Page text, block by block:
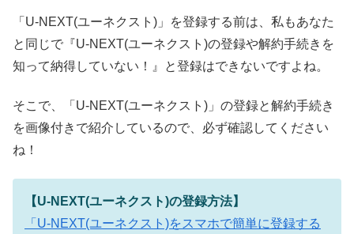
「U-NEXT(ユーネクスト)」を登録する前は、私もあなた
と同じで『U-NEXT(ユーネクスト)の登録や解約手続きを
知って納得していない！』と登録はできないですよね。
そこで、「U-NEXT(ユーネクスト)」の登録と解約手続き
を画像付きで紹介しているので、必ず確認してください
ね！
【U-NEXT(ユーネクスト)の登録方法】
「U-NEXT(ユーネクスト)をスマホで簡単に登録する